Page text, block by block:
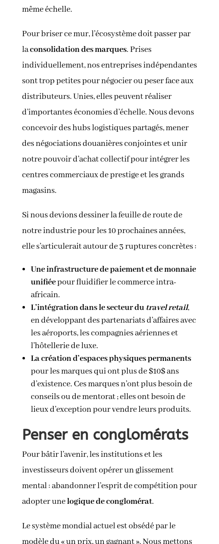
même échelle.
Pour briser ce mur, l’écosystème doit passer par
laconsolidation des marques. Prises
individuellement, nos entreprises indépendantes
sont trop petites pour négocier ou peser face aux
distributeurs. Unies, elles peuvent réaliser
d’importantes économies d’échelle. Nous devons
concevoir des hubs logistiques partagés, mener
des négociations douanières conjointes et unir
notre pouvoir d’achat collectif pour intégrer les
centres commerciaux de prestige et les grands
magasins.
Si nous devions dessiner la feuille de route de
notre industrie pour les 10 prochaines années,
elle s’articulerait autour de 3 ruptures concrètes :
Une infrastructure de paiement et de monnaie
unifiéepour fluidifier le commerce intra-
africain.
L’intégration dans le secteur du travel retail,
en développant des partenariats d’affaires avec
les aéroports, les compagnies aériennes et
l’hôtellerie de luxe.
La création d’espaces physiques permanents
pour les marques qui ont plus de $10$ ans
d’existence. Ces marques n’ont plus besoin de
conseils ou de mentorat ; elles ont besoin de
lieux d’exception pour vendre leurs produits.
Penser en conglomérats
Pour bâtir l’avenir, les institutions et les
investisseurs doivent opérer un glissement
mental : abandonner l’esprit de compétition pour
adopter unelogique de conglomérat.
Le système mondial actuel est obsédé par le
modèle du « un prix, un gagnant ». Nous mettons